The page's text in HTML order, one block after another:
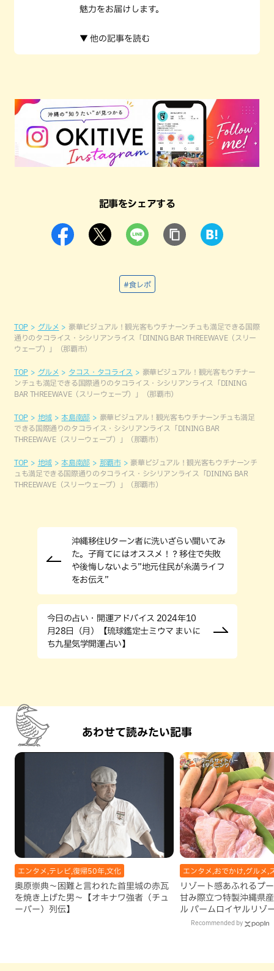
魅力をお届けします。
▼ 他の記事を読む
記事をシェアする
#食レポ
TOP グルメ
豪華ビジュアル！観光客もウチナーンチュも満足できる国際
通りのタコライス・シシリアンライス「DINING BAR THREEWAVE（スリー
ウェーブ）」（那覇市）
TOP グルメ タコス・タコライス
豪華ビジュアル！観光客もウチナー
ンチュも満足できる国際通りのタコライス・シシリアンライス「DINING
BAR THREEWAVE（スリーウェーブ）」（那覇市）
TOP 地域 本島南部
豪華ビジュアル！観光客もウチナーンチュも満足
できる国際通りのタコライス・シシリアンライス「DINING BAR
THREEWAVE（スリーウェーブ）」（那覇市）
TOP 地域 本島南部 那覇市
豪華ビジュアル！観光客もウチナーンチ
ュも満足できる国際通りのタコライス・シシリアンライス「DINING BAR
THREEWAVE（スリーウェーブ）」（那覇市）
沖縄移住Uターン者に洗いざらい聞いてみ
た。子育てにはオススメ！？移住で失敗
や後悔しないよう”地元住民が糸満ライフ
をお伝え”
今日の占い・開運アドバイス 2024年10
月28日（月）【琉球鑑定士ミウマ まいに
ち九星気学開運占い】
あわせて読みたい記事
エンタメ,テレビ,復帰50年,文化
奥原崇典～困難と言われた首里城の赤瓦
を焼き上げた男～【オキナワ強者（チュ
ーバー）列伝】
エンタメ,おでかけ,グルメ,
リゾート感あふれるプ
甘み際立つ特製沖縄県
ル パームロイヤルリゾ
（那覇市）
Recommended by